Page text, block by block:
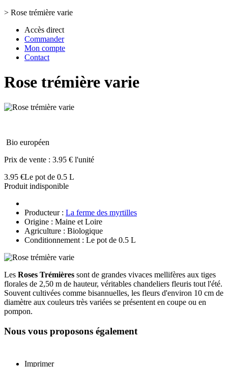
> Rose trémière varie
Accès direct
Commander
Mon compte
Contact
Rose trémière varie
Bio européen
Prix de vente : 3.95 € l'unité
3.95 €Le pot de 0.5 L
Produit indisponible
Producteur : La ferme des myrtilles
Origine : Maine et Loire
Agriculture : Biologique
Conditionnement : Le pot de 0.5 L
Les Roses Trémières sont de grandes vivaces mellifères aux tiges
florales de 2,50 m de hauteur, véritables chandeliers fleuris tout l'été.
Souvent cultivées comme bisannuelles, les fleurs d'environ 10 cm de
diamètre aux couleurs très variées se présentent en coupe ou en
pompon.
Nous vous proposons également
Imprimer